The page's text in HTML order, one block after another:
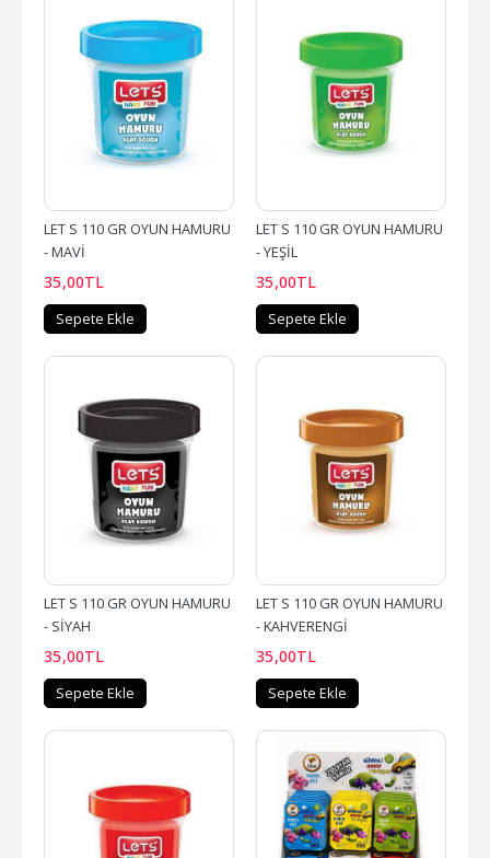
LET S 110 GR OYUN HAMURU
- MAVİ
35,00TL
Sepete Ekle
LET S 110 GR OYUN HAMURU
- YEŞİL
35,00TL
Sepete Ekle
LET S 110 GR OYUN HAMURU
- SİYAH
35,00TL
Sepete Ekle
LET S 110 GR OYUN HAMURU
- KAHVERENGİ
35,00TL
Sepete Ekle